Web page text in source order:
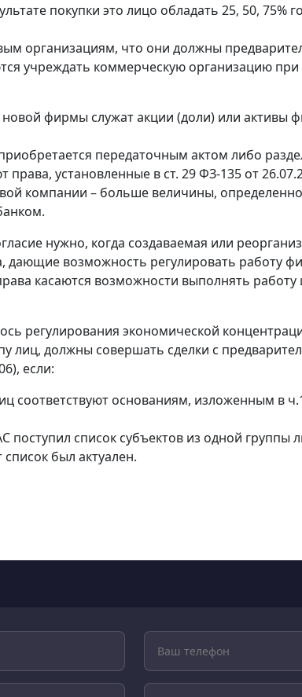
покупки это лицо обладать 25, 50, 75%
организациям, что они должны
учреждать коммерческую организацию
новой фирмы служат акции (доли) или активы
передаточным актом либо
установленные в ст. 29 ФЗ-135 от
компании – больше величины,
нужно, когда создаваемая или
дающие возможность регулировать работу
касаются возможности выполнять работу
регулирования экономической
лиц, должны совершать сделки с
если:
соответствуют основаниям, изложенным в
поступил список субъектов из одной группы
был актуален.